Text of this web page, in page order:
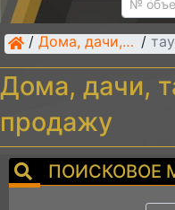
/ Дома, дачи, таунхаусы /
Дома, дачи,
Дома, дачи,
продажу
ПОИСКОВОЕ